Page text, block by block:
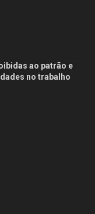
ao patrão e
no trabalho